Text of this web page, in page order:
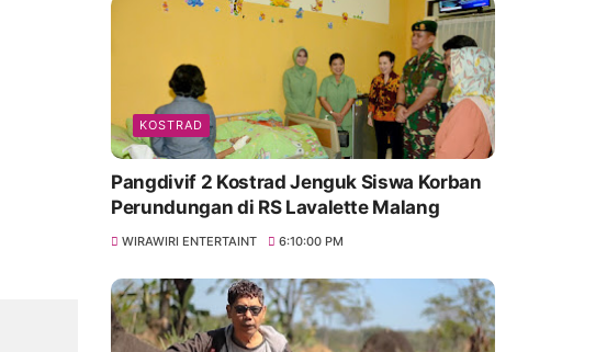
KOSTRAD
Pangdivif 2 Kostrad Jenguk Siswa Korban
Perundungan di RS Lavalette Malang
WIRAWIRI ENTERTAINT 6:10:00 PM